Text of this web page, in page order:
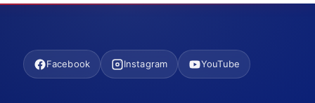
Facebook Instagram YouTube